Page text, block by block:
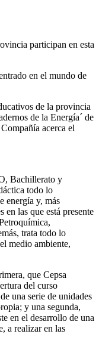
participan en esta
en el mundo de
de la provincia
de la Energía´ de
acerca el
Bachillerato y
todo lo
energía y, más
en las que está presente
trata todo lo
medio ambiente,
que Cepsa
del curso
una serie de unidades
y una segunda,
en el desarrollo de una
a realizar en las